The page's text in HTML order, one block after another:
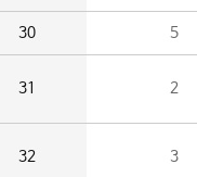
30 5
31 2
32 3